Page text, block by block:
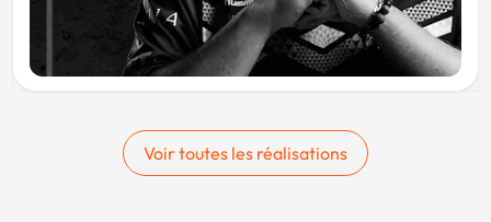
Voir toutes les réalisations